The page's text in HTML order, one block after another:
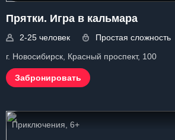
Прятки. Игра в кальмара
2-25 человек
Простая сложность
г. Новосибирск, Красный проспект, 100
Забронировать
Приключения, 6+